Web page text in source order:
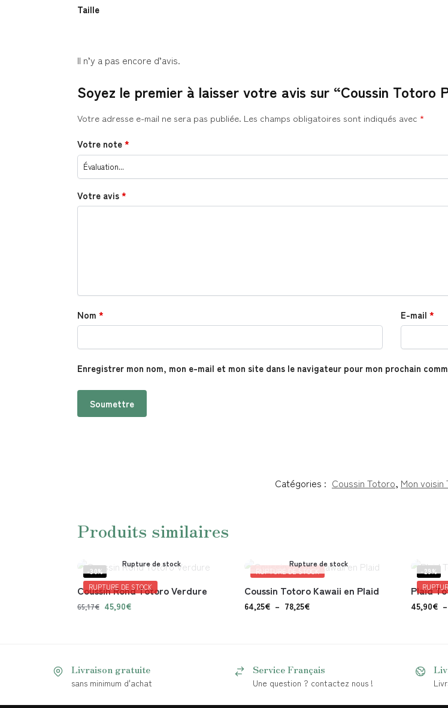
Taille
Il n’y a pas encore d’avis.
Soyez le premier à laisser votre avis sur “Coussin Totoro
Votre adresse e-mail ne sera pas publiée. Les champs obligatoires sont indiqués avec *
Votre note*
Votre avis*
Nom * E-mail *
Enregistrer mon nom, mon e-mail et mon site dans le navigateur pour mon prochain
Catégories : Coussin Totoro, Mon voisin
Produits similaires
-30%
RUPTURE DE STOCK
Rupture de stock
Coussin Rond Totoro Verdure
65,17€ 45,90€
RUPTURE DE STOCK
Rupture de stock
Coussin Totoro Kawaii en Plaid
64,25€ – 78,25€
-29%
Plaid
45,90€ –
Livraison gratuite
sans minimum d'achat
Service Français
Une question ? contactez nous !